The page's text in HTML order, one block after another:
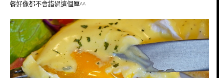
餐好像都不會錯過這個厚^^